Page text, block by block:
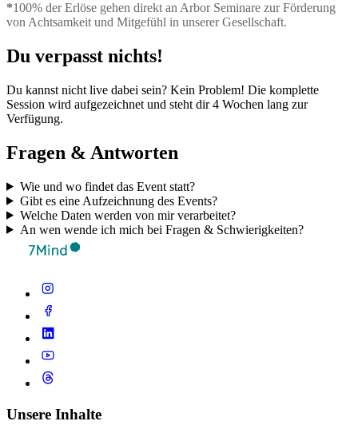
*100% der Erlöse gehen direkt an Arbor Seminare zur Förderung
von Achtsamkeit und Mitgefühl in unserer Gesellschaft.
Du verpasst nichts!
Du kannst nicht live dabei sein? Kein Problem! Die komplette
Session wird aufgezeichnet und steht dir 4 Wochen lang zur
Verfügung.
Fragen & Antworten
Wie und wo findet das Event statt?
Gibt es eine Aufzeichnung des Events?
Welche Daten werden von mir verarbeitet?
An wen wende ich mich bei Fragen & Schwierigkeiten?
Unsere Inhalte